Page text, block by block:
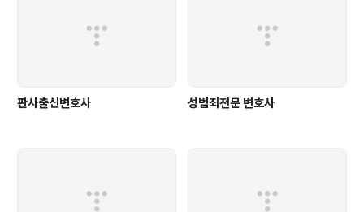
판사출신변호사 성범죄전문 변호사